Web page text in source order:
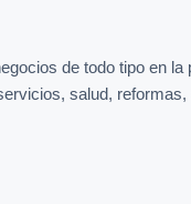
de todo tipo en la
salud,